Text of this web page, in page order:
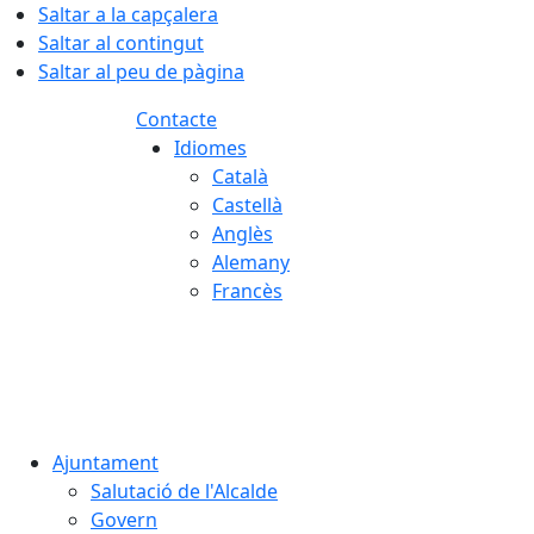
Saltar a la capçalera
Saltar al contingut
Saltar al peu de pàgina
Contacte
Idiomes
Català
Castellà
Anglès
Alemany
Francès
Ajuntament
Salutació de l'Alcalde
Govern